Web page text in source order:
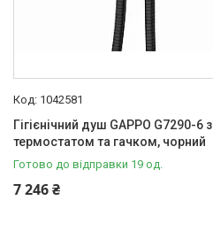
1042581
Гігієнічний душ GAPPO G7290-6 з
термостатом та гачком, чорний
Готово до відправки 19 од.
7 246 ₴